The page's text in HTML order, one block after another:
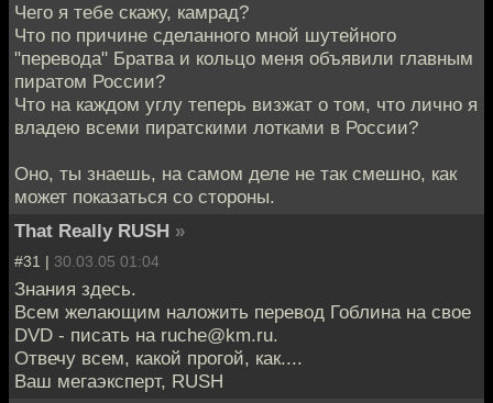
Чего я тебе скажу, камрад?
Что по причине сделанного мной шутейного
"перевода" Братва и кольцо меня объявили главным
пиратом России?
Что на каждом углу теперь визжат о том, что лично я
владею всеми пиратскими лотками в России?
Оно, ты знаешь, на самом деле не так смешно, как
может показаться со стороны.
That Really RUSH »
#31 | 30.03.05 01:04
Знания здесь.
Всем желающим наложить перевод Гоблина на свое
DVD - писать на ruche@km.ru.
Отвечу всем, какой прогой, как....
Ваш мегаэксперт, RUSH